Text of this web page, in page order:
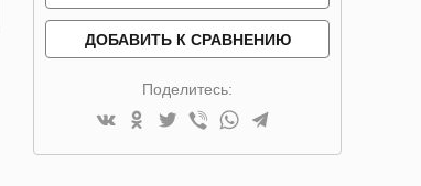
ДОБАВИТЬ К СРАВНЕНИЮ
Поделитесь: